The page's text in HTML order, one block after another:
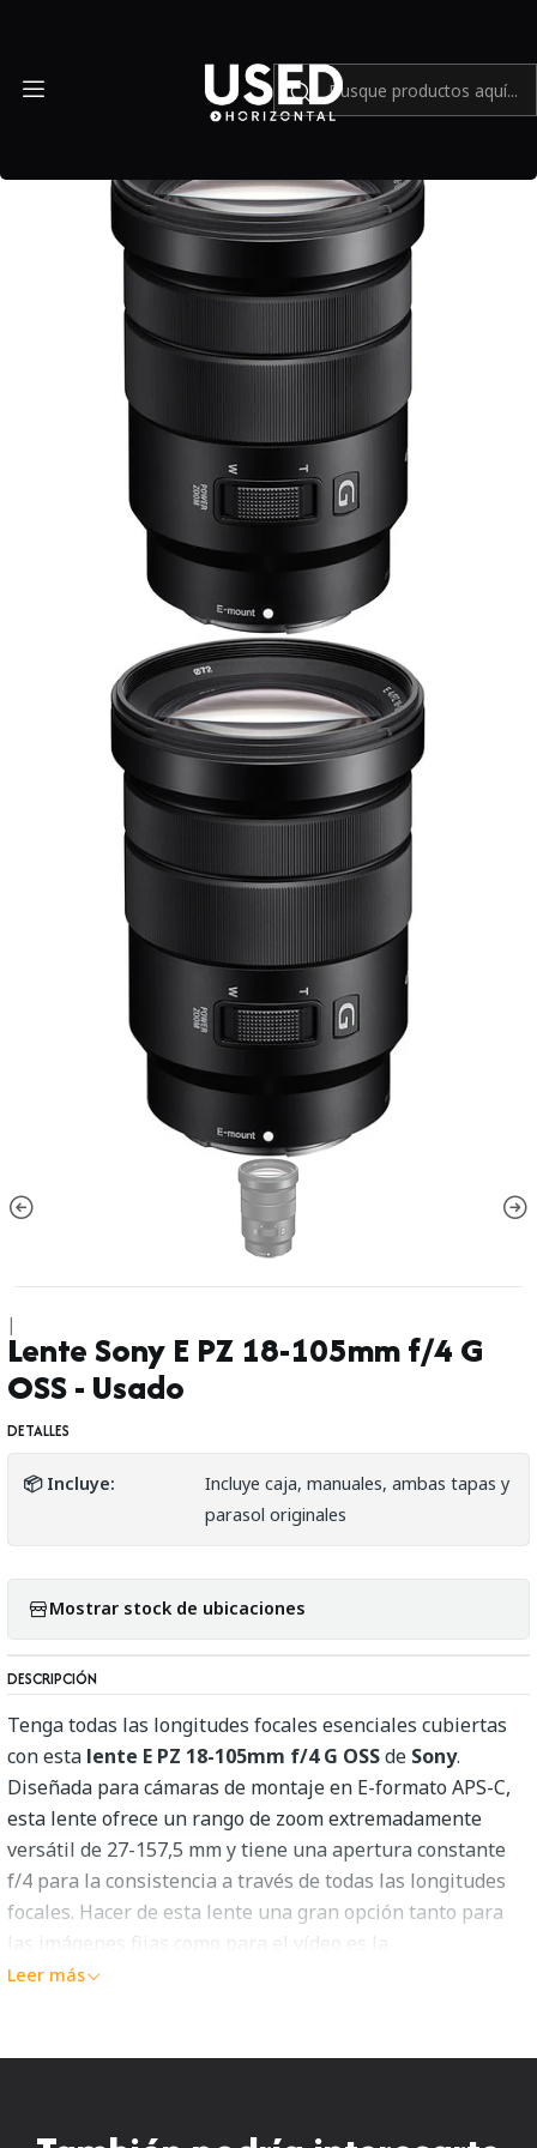
|
Lente Sony E PZ 18-105mm f/4 G
OSS - Usado
DETALLES
📦 Incluye:
Incluye caja, manuales, ambas tapas y
parasol originales
Mostrar stock de ubicaciones
DESCRIPCIÓN
Tenga todas las longitudes focales esenciales cubiertas
con esta lente E PZ 18-105mm f/4 G OSSde Sony.
Diseñada para cámaras de montaje en E-formato APS-C,
esta lente ofrece un rango de zoom extremadamente
versátil de 27-157,5 mm y tiene una apertura constante
f/4 para la consistencia a través de todas las longitudes
focales. Hacer de esta lente una gran opción tanto para
las imágenes fijas como para el vídeo es la
implementación de un mecanismo de zoom de potencia y
elementos de dispersión extra-bajo y tres elementos
Leer más